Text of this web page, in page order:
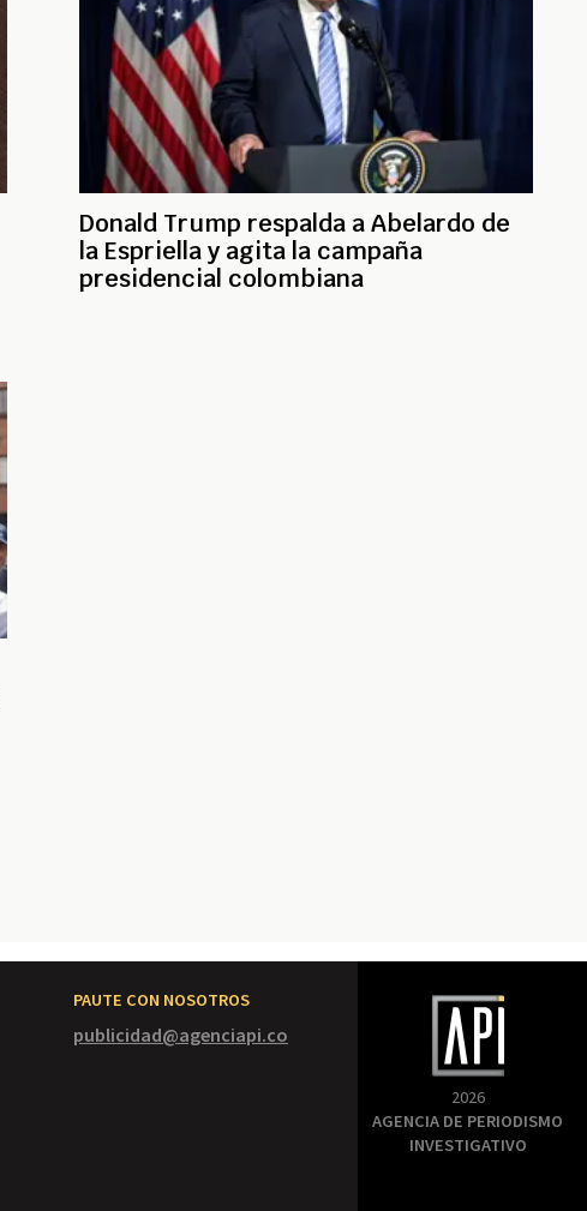
Donald Trump respalda a Abelardo de
la Espriella y agita la campaña
presidencial colombiana
PAUTE CON NOSOTROS
publicidad@agenciapi.co
2026
AGENCIA DE PERIODISMO
INVESTIGATIVO